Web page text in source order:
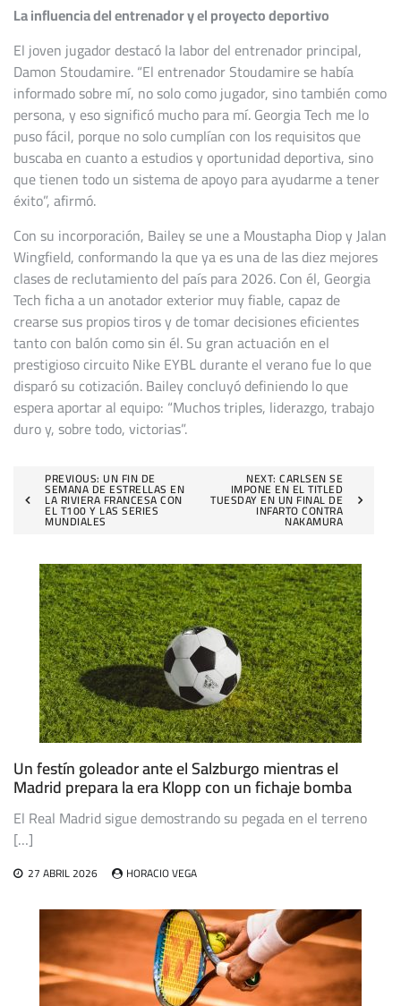
La influencia del entrenador y el proyecto deportivo
El joven jugador destacó la labor del entrenador principal,
Damon Stoudamire. “El entrenador Stoudamire se había
informado sobre mí, no solo como jugador, sino también como
persona, y eso significó mucho para mí. Georgia Tech me lo
puso fácil, porque no solo cumplían con los requisitos que
buscaba en cuanto a estudios y oportunidad deportiva, sino
que tienen todo un sistema de apoyo para ayudarme a tener
éxito”, afirmó.
Con su incorporación, Bailey se une a Moustapha Diop y Jalan
Wingfield, conformando la que ya es una de las diez mejores
clases de reclutamiento del país para 2026. Con él, Georgia
Tech ficha a un anotador exterior muy fiable, capaz de
crearse sus propios tiros y de tomar decisiones eficientes
tanto con balón como sin él. Su gran actuación en el
prestigioso circuito Nike EYBL durante el verano fue lo que
disparó su cotización. Bailey concluyó definiendo lo que
espera aportar al equipo: “Muchos triples, liderazgo, trabajo
duro y, sobre todo, victorias”.
Navegación
de
PREVIOUS: UN FIN DE
SEMANA DE ESTRELLAS EN
LA RIVIERA FRANCESA CON
EL T100 Y LAS SERIES
MUNDIALES
NEXT: CARLSEN SE
IMPONE EN EL TITLED
TUESDAY EN UN FINAL DE
INFARTO CONTRA
NAKAMURA
Un festín goleador ante el Salzburgo mientras el
Madrid prepara la era Klopp con un fichaje bomba
El Real Madrid sigue demostrando su pegada en el terreno
[…]
27 ABRIL 2026 HORACIO VEGA